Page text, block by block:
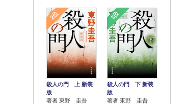
2位
殺人の門 上 新装
版
著者 東野 圭吾
3位
殺人の門 下 新装
版
著者 東野 圭吾